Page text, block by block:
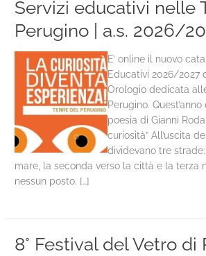
Servizi educativi nelle
Perugino | a.s. 2026/
E’ online il nuovo
Educativi 2026/2027
Orologio dedicata
Perugino.
poesia di Gianni
curiosità” All’uscita
dividevano tre
mare, la seconda verso la città e la terza
nessun posto. […]
8° Festival del Vetro di